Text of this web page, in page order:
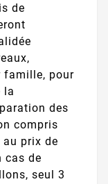
de
famille, pour
la
des
compris
prix de
cas de
seul 3